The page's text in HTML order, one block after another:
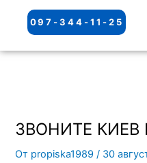
097-344-11-25
ЗВОНИТЕ
От propiska1989/ 30